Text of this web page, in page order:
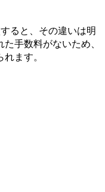
ると、その違いは明
手数料がないため、
ます。